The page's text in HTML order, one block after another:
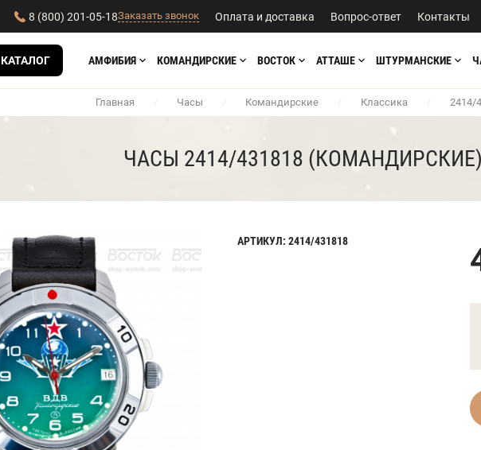
8 (800) 201-05-18Заказать звонок Оплата и доставка Вопрос-ответ Контакты
КАТАЛОГ АМФИБИЯ КОМАНДИРСКИЕ ВОСТОК АТТАШЕ ШТУРМАНСКИЕ
Главная / Часы / Командирские / Классика / 2414/
ЧАСЫ 2414/431818 (КОМАНДИРСКИЕ)
АРТИКУЛ: 2414/431818